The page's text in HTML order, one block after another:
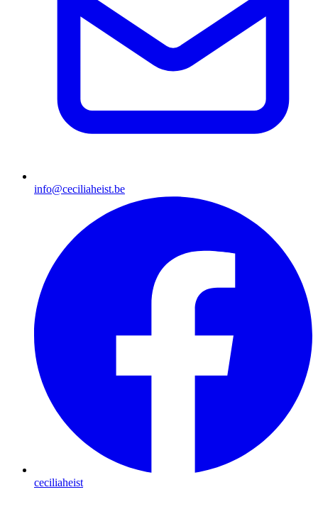
info@ceciliaheist.be
ceciliaheist